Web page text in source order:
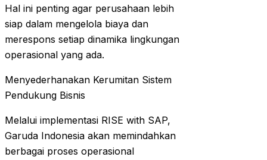
Hal ini penting agar perusahaan lebih
siap dalam mengelola biaya dan
merespons setiap dinamika lingkungan
operasional yang ada.
Menyederhanakan Kerumitan Sistem
Pendukung Bisnis
Melalui implementasi RISE with SAP,
Garuda Indonesia akan memindahkan
berbagai proses operasional